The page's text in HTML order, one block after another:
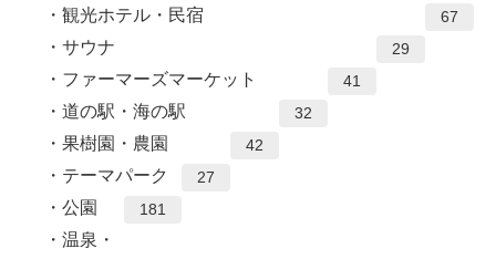
観光ホテル・民宿 67
サウナ 29
ファーマーズマーケット 41
道の駅・海の駅 32
果樹園・農園 42
テーマパーク 27
公園 181
温泉・